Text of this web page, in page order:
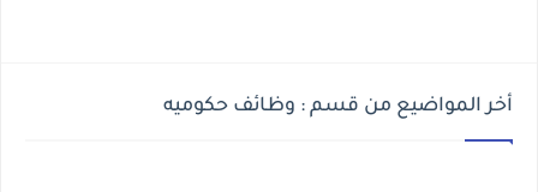
أخر المواضيع من قسم : وظائف حكوميه